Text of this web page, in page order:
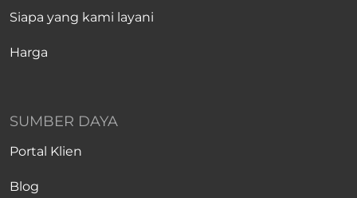
Siapa yang kami layani
Harga
SUMBER DAYA
Portal Klien
Blog